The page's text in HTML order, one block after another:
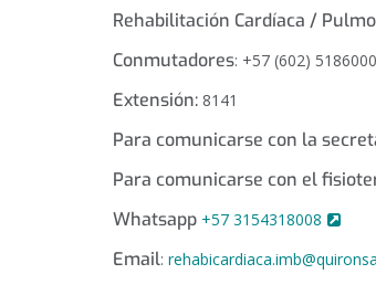
Rehabilitación Cardíaca /
Conmutadores: +57 (602)
Extensión: 8141
Para comunicarse con la
Para comunicarse con el
Whatsapp +57 3154318008
Email: